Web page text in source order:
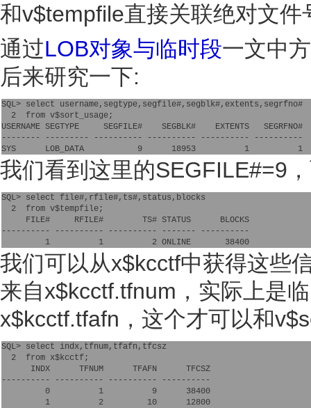
和v$tempfile直接关联绝对文件
通过LOB对象与临时段一文中
后来研究一下:
SQL> select username,segtype,segfile#,segblk#,extents,segrfno#
2  from v$sort_usage;
USERNAME SEGTYPE     SEGFILE#    SEGBLK#    EXTENTS   SEGRFNO#
-------- --------- ---------- ---------- ---------- ----------
SYS      LOB_DATA           9      18953          1          1
我们看到这里的SEGFILE#=9
SQL> select file#,rfile#,ts#,status,blocks
2  from v$tempfile;
FILE#     RFILE#        TS# STATUS      BLOCKS
---------- ---------- ---------- ------- ----------
1          1          2 ONLINE       38400
我们可以从x$kcctf中获得这些
来自x$kcctf.tfnum，实际上是
x$kcctf.tfafn，这个才可以和
SQL> select indx,tfnum,tfafn,tfcsz
2  from x$kcctf;
INDX      TFNUM      TFAFN      TFCSZ
---------- ---------- ---------- ----------
0          1          9      38400
1          2         10      12800